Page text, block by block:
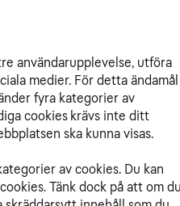
kan du inte koppla upp
användarupplevelse, utföra
medier. För detta ändamål
fyra kategorier av
cookies krävs inte ditt
ska kunna visas.
av cookies. Du kan
Tänk dock på att om du